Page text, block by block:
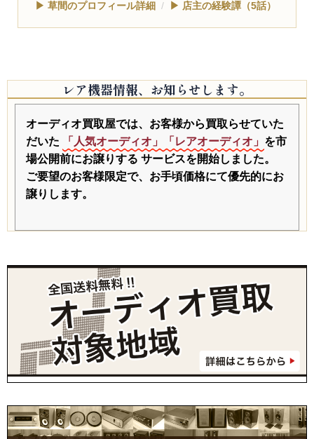
▶ 草間のプロフィール詳細 / ▶ 店主の経験譚（5話）
レア機器情報、お知らせします。
オーディオ買取屋では、お客様から買取らせていた
だいた
「人気オーディオ」「レアオーディオ」 を市
場公開前にお譲りする サービスを開始しました。
ご要望のお客様限定で、お手頃価格にて優先的にお
譲りします。